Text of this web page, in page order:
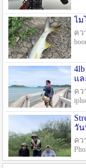
ไม
คว
แ
คว
วัน
คว